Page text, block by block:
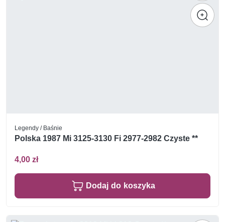
Legendy / Baśnie
Polska 1987 Mi 3125-3130 Fi 2977-2982 Czyste **
4,00 zł
Dodaj do koszyka